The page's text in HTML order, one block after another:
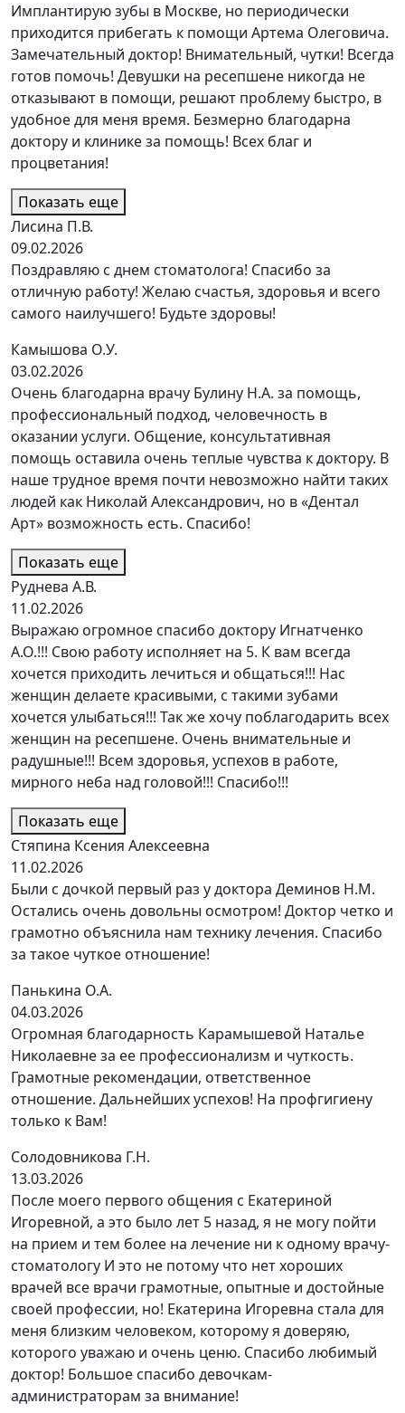
Имплантирую зубы в Москве, но периодически
приходится прибегать к помощи Артема Олеговича.
Замечательный доктор! Внимательный, чутки! Всегда
готов помочь! Девушки на ресепшене никогда не
отказывают в помощи, решают проблему быстро, в
удобное для меня время. Безмерно благодарна
доктору и клинике за помощь! Всех благ и
процветания!
Показать еще
Лисина П.В.
09.02.2026
Поздравляю с днем стоматолога! Спасибо за
отличную работу! Желаю счастья, здоровья и всего
самого наилучшего! Будьте здоровы!
Камышова О.У.
03.02.2026
Очень благодарна врачу Булину Н.А. за помощь,
профессиональный подход, человечность в
оказании услуги. Общение, консультативная
помощь оставила очень теплые чувства к доктору. В
наше трудное время почти невозможно найти таких
людей как Николай Александрович, но в «Дентал
Арт» возможность есть. Спасибо!
Показать еще
Руднева А.В.
11.02.2026
Выражаю огромное спасибо доктору Игнатченко
А.О.!!! Свою работу исполняет на 5. К вам всегда
хочется приходить лечиться и общаться!!! Нас
женщин делаете красивыми, с такими зубами
хочется улыбаться!!! Так же хочу поблагодарить всех
женщин на ресепшене. Очень внимательные и
радушные!!! Всем здоровья, успехов в работе,
мирного неба над головой!!! Спасибо!!!
Показать еще
Стяпина Ксения Алексеевна
11.02.2026
Были с дочкой первый раз у доктора Деминов Н.М.
Остались очень довольны осмотром! Доктор четко и
грамотно объяснила нам технику лечения. Спасибо
за такое чуткое отношение!
Панькина О.А.
04.03.2026
Огромная благодарность Карамышевой Наталье
Николаевне за ее профессионализм и чуткость.
Грамотные рекомендации, ответственное
отношение. Дальнейших успехов! На профгигиену
только к Вам!
Солодовникова Г.Н.
13.03.2026
После моего первого общения с Екатериной
Игоревной, а это было лет 5 назад, я не могу пойти
на прием и тем более на лечение ни к одному врачу-
стоматологу И это не потому что нет хороших
врачей все врачи грамотные, опытные и достойные
своей профессии, но! Екатерина Игоревна стала для
меня близким человеком, которому я доверяю,
которого уважаю и очень ценю. Спасибо любимый
доктор! Большое спасибо девочкам-
администраторам за внимание!